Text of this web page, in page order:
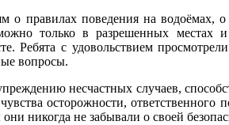
о правилах поведения на
только в разрешенных местах
Ребята с удовольствием
вопросы.
несчастных случаев,
осторожности,
никогда не забывали о своей